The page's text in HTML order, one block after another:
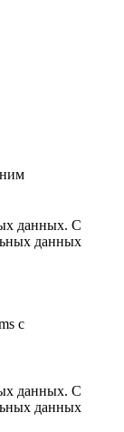
данных. С
данных
с
данных. С
данных